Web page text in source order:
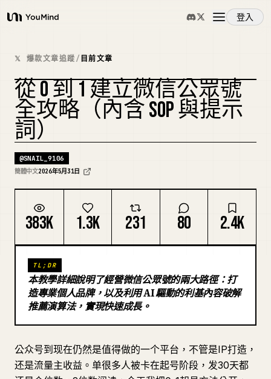
YouMind
登入
概覽
使用案例
技能
提示詞
下載
部落格
更新
𝕏 爆款文章追蹤/ 目前文章
複刻封面
從 0 到 1 建立微信公眾號
全攻略（內含 SOP 與提示
詞）
@SNAIL_9106
簡體中文2026年5月31日
383K 1.3K 231 80 2.4K
TL;DR
本教學詳細說明了經營微信公眾號的兩大路徑：打
造專業個人品牌，以及利用 AI 驅動的利基內容破解
推薦演算法，實現快速成長。
公众号到现在仍然是值得做的一个平台，不管是IP打造，
还是流量主收益。单很多人被卡在起号阶段，发30天都